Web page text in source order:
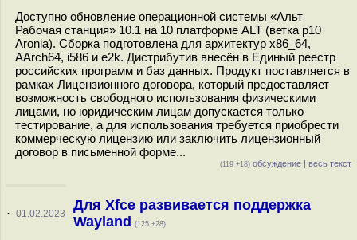
Доступно обновление операционной системы «Альт
Рабочая станция» 10.1 на 10 платформе ALT (ветка p10
Aronia). Сборка подготовлена для архитектур x86_64,
AArch64, i586 и e2k. Дистрибутив внесён в Единый реестр
российских программ и баз данных. Продукт поставляется в
рамках Лицензионного договора, который предоставляет
возможность свободного использования физическими
лицами, но юридическим лицам допускается только
тестирование, а для использования требуется приобрести
коммерческую лицензию или заключить лицензионный
договор в письменной форме...
(119 +18) обсуждение | весь текст
· 01.02.2023
Для Xfce развивается поддержка
Wayland
(125 +28)